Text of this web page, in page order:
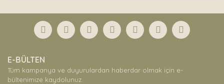
Yorum Yaz
formunu kullanarak tarafımıza iletebilirsiniz.
Görüş ve önerileriniz için teşekkür ederiz.
Ürün açıklamasında eksik bilgiler bulunuyor.
Ürün bilgilerinde hatalar bulunuyor.
E-BÜLTEN
Tüm kampanya ve duyurulardan haberdar olmak için e-
bültenimize kaydolunuz.